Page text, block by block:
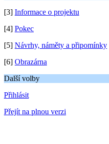
[3] Informace o projektu
[4] Pokec
[5] Návrhy, náměty a připomínky
[6] Obrazárna
Další volby
Přihlásit
Přejít na plnou verzi